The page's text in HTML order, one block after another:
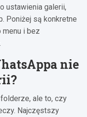
ustawienia galerii,
Poniżej są konkretne
menu i bez
nie
ale to, czy
Najczęstszy